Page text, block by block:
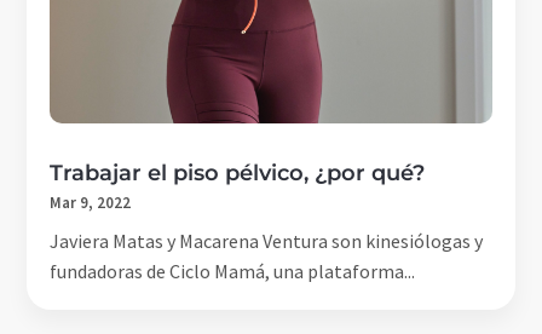
Trabajar el piso pélvico, ¿por qué?
Mar 9, 2022
Javiera Matas y Macarena Ventura son kinesiólogas y
fundadoras de Ciclo Mamá, una plataforma...